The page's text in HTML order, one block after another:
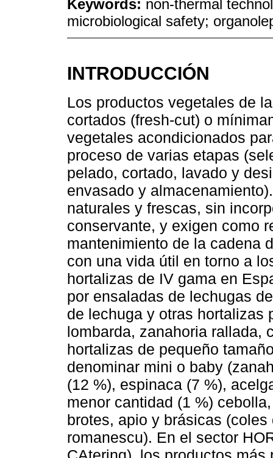
Keywords: non-thermal
microbiological safety;
INTRODUCCIÓN
Los productos vegetales de
cortados (fresh-cut) o
vegetales acondicionados
proceso de varias etapas
pelado, cortado, lavado y
envasado y
naturales y frescas, sin
conservante, y exigen como
mantenimiento de la cadena
con una vida útil en torno a
hortalizas de IV gama en
por ensaladas de lechugas
de lechuga y otras hortalizas
lombarda, zanahoria rallada,
hortalizas de pequeño
denominar mini o baby
(12 %), espinaca (7 %),
menor cantidad (1 %)
brotes, apio y brásicas
romanescu). En el sector